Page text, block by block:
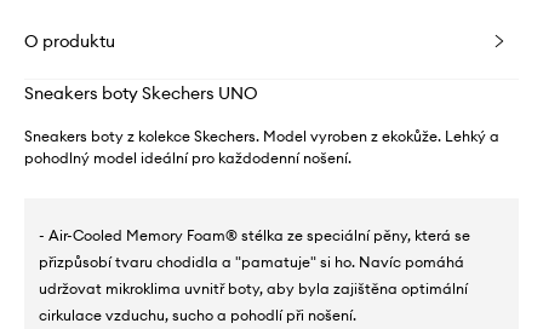
O produktu
Sneakers boty Skechers UNO
Sneakers boty z kolekce Skechers. Model vyroben z ekokůže. Lehký a
pohodlný model ideální pro každodenní nošení.
- Air-Cooled Memory Foam® stélka ze speciální pěny, která se
přizpůsobí tvaru chodidla a "pamatuje" si ho. Navíc pomáhá
udržovat mikroklima uvnitř boty, aby byla zajištěna optimální
cirkulace vzduchu, sucho a pohodlí při nošení.